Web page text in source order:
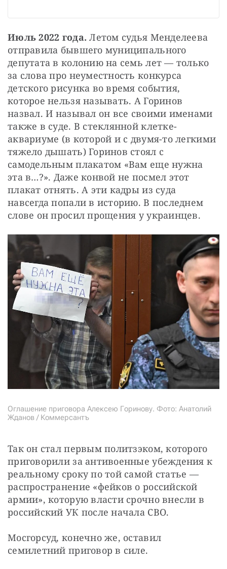
Июль 2022 года. Летом судья Менделеева
отправила бывшего муниципального
депутата в колонию на семь лет — только
за слова про неуместность конкурса
детского рисунка во время события,
которое нельзя называть. А Горинов
назвал. И называл он все своими именами
также в суде. В стеклянной клетке-
аквариуме (в которой и с двумя-то легкими
тяжело дышать) Горинов стоял с
самодельным плакатом «Вам еще нужна
эта в…?». Даже конвой не посмел этот
плакат отнять. А эти кадры из суда
навсегда попали в историю. В последнем
слове он просил прощения у украинцев.
Оглашение приговора Алексею Горинову. Фото: Анатолий
Жданов / Коммерсантъ
Так он стал первым политзэком, которого
приговорили за антивоенные убеждения к
реальному сроку по той самой статье —
распространение «фейков о российской
армии», которую власти срочно внесли в
российский УК после начала СВО.
Мосгорсуд, конечно же, оставил
семилетний приговор в силе.